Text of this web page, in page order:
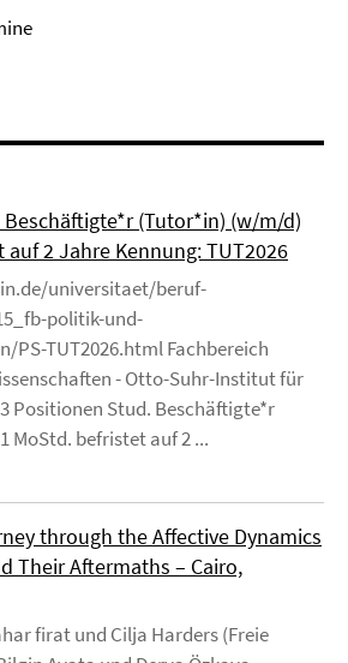
(Tutor*in) (w/m/d)
2 Jahre Kennung: TUT2026
universitaet/beruf-
politik-und-
PS-TUT2026.html Fachbereich
- Otto-Suhr-Institut für
Positionen Stud. Beschäftigte*r
MoStd. befristet auf 2 ...
through the Affective Dynamics
Their Aftermaths – Cairo,
firat und Cilja Harders (Freie